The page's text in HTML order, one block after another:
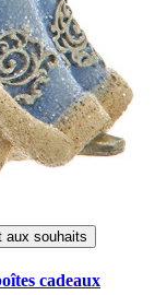
aux souhaits
cadeaux